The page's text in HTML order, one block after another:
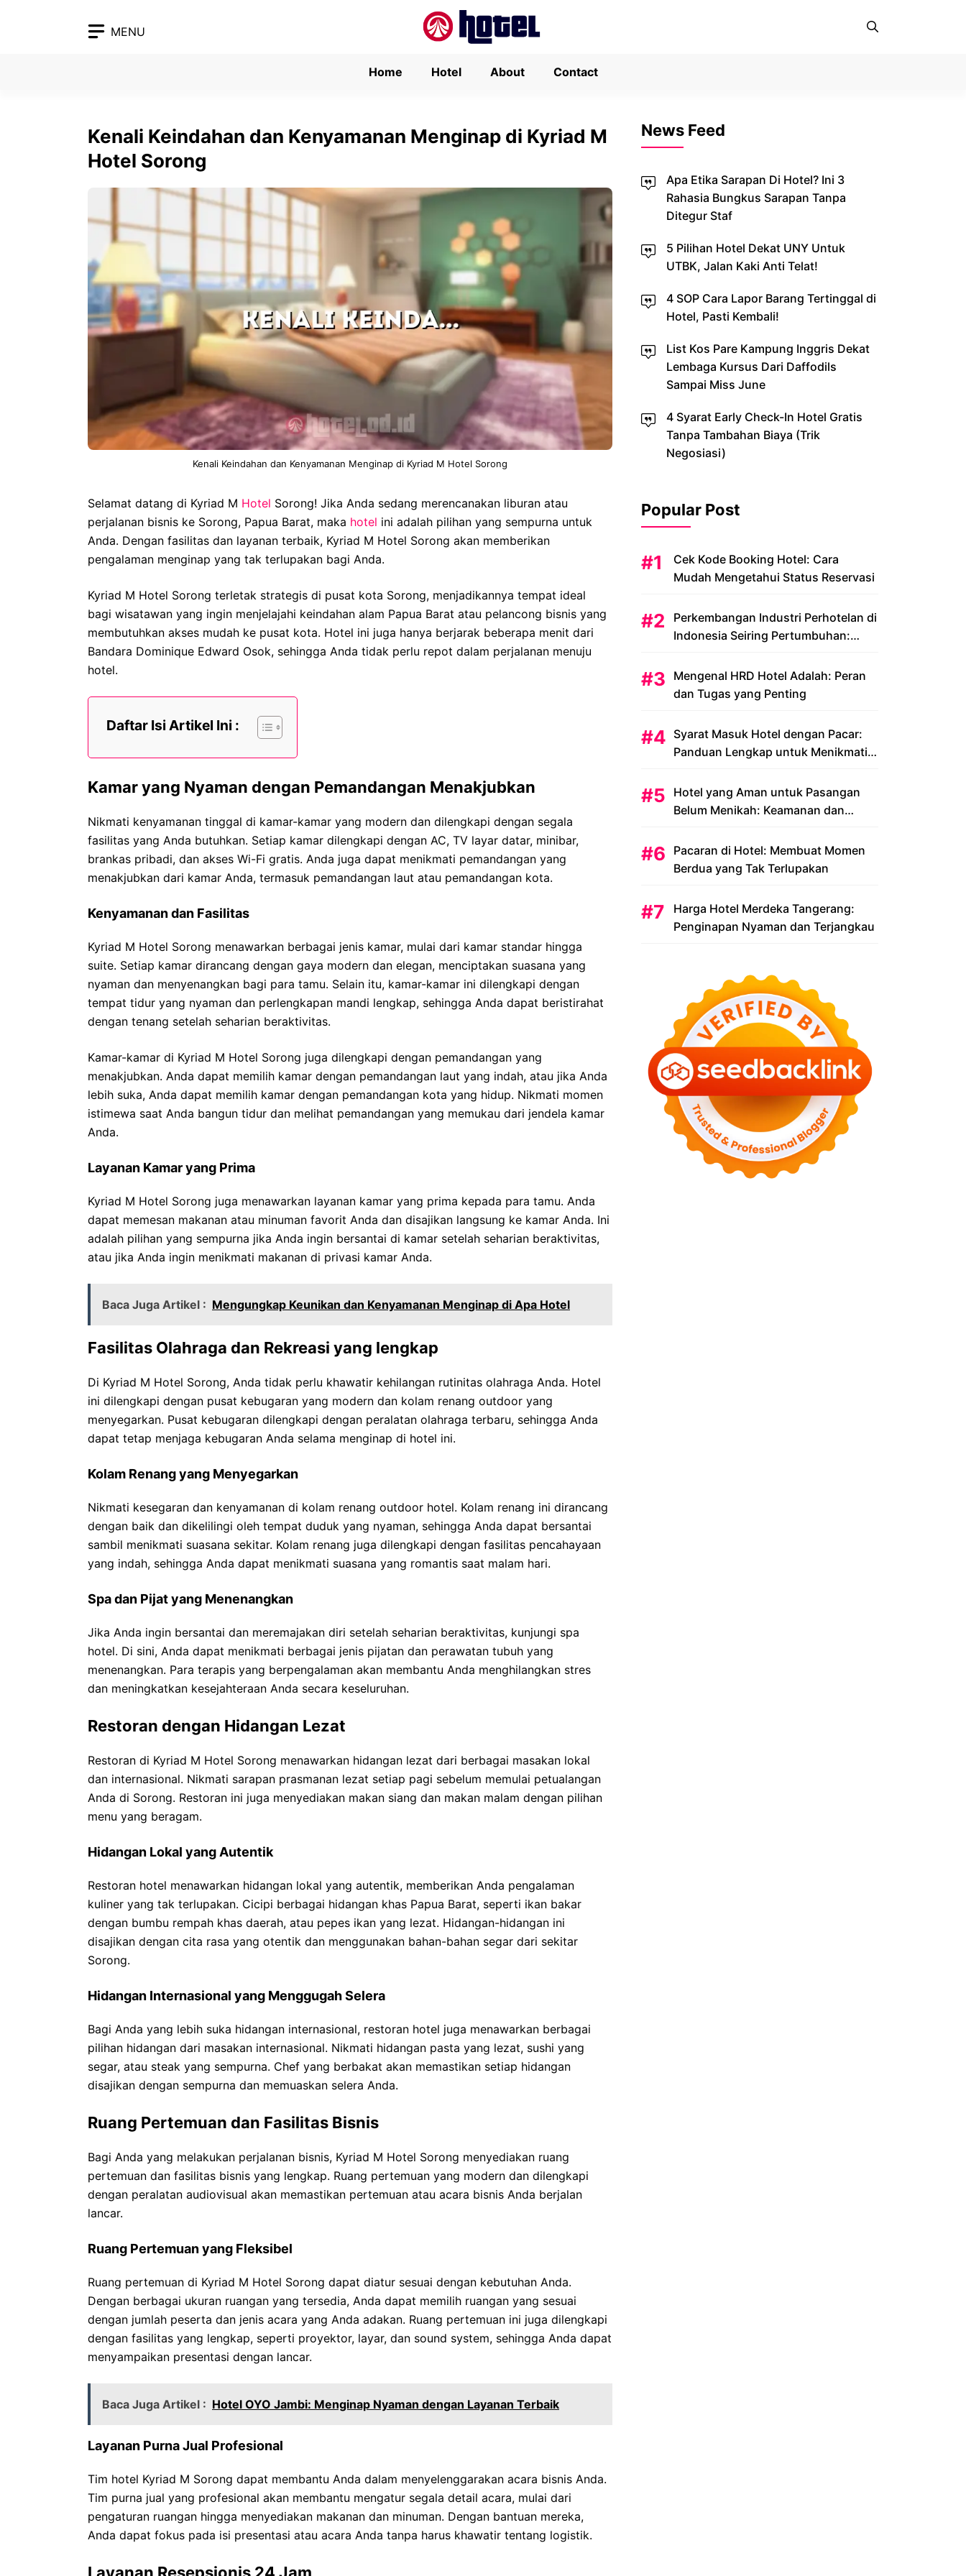
MENU
Home Hotel About Contact
Kenali Keindahan dan Kenyamanan Menginap di Kyriad M
Hotel Sorong
Kenali Keindahan dan Kenyamanan Menginap di Kyriad M Hotel Sorong
Selamat datang di Kyriad M Hotel Sorong! Jika Anda sedang merencanakan liburan atau
perjalanan bisnis ke Sorong, Papua Barat, maka hotel ini adalah pilihan yang sempurna untuk
Anda. Dengan fasilitas dan layanan terbaik, Kyriad M Hotel Sorong akan memberikan
pengalaman menginap yang tak terlupakan bagi Anda.
Kyriad M Hotel Sorong terletak strategis di pusat kota Sorong, menjadikannya tempat ideal
bagi wisatawan yang ingin menjelajahi keindahan alam Papua Barat atau pelancong bisnis yang
membutuhkan akses mudah ke pusat kota. Hotel ini juga hanya berjarak beberapa menit dari
Bandara Dominique Edward Osok, sehingga Anda tidak perlu repot dalam perjalanan menuju
hotel.
Daftar Isi Artikel Ini :
Kamar yang Nyaman dengan Pemandangan Menakjubkan
Nikmati kenyamanan tinggal di kamar-kamar yang modern dan dilengkapi dengan segala
fasilitas yang Anda butuhkan. Setiap kamar dilengkapi dengan AC, TV layar datar, minibar,
brankas pribadi, dan akses Wi-Fi gratis. Anda juga dapat menikmati pemandangan yang
menakjubkan dari kamar Anda, termasuk pemandangan laut atau pemandangan kota.
Kenyamanan dan Fasilitas
Kyriad M Hotel Sorong menawarkan berbagai jenis kamar, mulai dari kamar standar hingga
suite. Setiap kamar dirancang dengan gaya modern dan elegan, menciptakan suasana yang
nyaman dan menyenangkan bagi para tamu. Selain itu, kamar-kamar ini dilengkapi dengan
tempat tidur yang nyaman dan perlengkapan mandi lengkap, sehingga Anda dapat beristirahat
dengan tenang setelah seharian beraktivitas.
Kamar-kamar di Kyriad M Hotel Sorong juga dilengkapi dengan pemandangan yang
menakjubkan. Anda dapat memilih kamar dengan pemandangan laut yang indah, atau jika Anda
lebih suka, Anda dapat memilih kamar dengan pemandangan kota yang hidup. Nikmati momen
istimewa saat Anda bangun tidur dan melihat pemandangan yang memukau dari jendela kamar
Anda.
Layanan Kamar yang Prima
Kyriad M Hotel Sorong juga menawarkan layanan kamar yang prima kepada para tamu. Anda
dapat memesan makanan atau minuman favorit Anda dan disajikan langsung ke kamar Anda. Ini
adalah pilihan yang sempurna jika Anda ingin bersantai di kamar setelah seharian beraktivitas,
atau jika Anda ingin menikmati makanan di privasi kamar Anda.
Baca Juga Artikel : Mengungkap Keunikan dan Kenyamanan Menginap di Apa Hotel
Fasilitas Olahraga dan Rekreasi yang lengkap
Di Kyriad M Hotel Sorong, Anda tidak perlu khawatir kehilangan rutinitas olahraga Anda. Hotel
ini dilengkapi dengan pusat kebugaran yang modern dan kolam renang outdoor yang
menyegarkan. Pusat kebugaran dilengkapi dengan peralatan olahraga terbaru, sehingga Anda
dapat tetap menjaga kebugaran Anda selama menginap di hotel ini.
Kolam Renang yang Menyegarkan
Nikmati kesegaran dan kenyamanan di kolam renang outdoor hotel. Kolam renang ini dirancang
dengan baik dan dikelilingi oleh tempat duduk yang nyaman, sehingga Anda dapat bersantai
sambil menikmati suasana sekitar. Kolam renang juga dilengkapi dengan fasilitas pencahayaan
yang indah, sehingga Anda dapat menikmati suasana yang romantis saat malam hari.
Spa dan Pijat yang Menenangkan
Jika Anda ingin bersantai dan meremajakan diri setelah seharian beraktivitas, kunjungi spa
hotel. Di sini, Anda dapat menikmati berbagai jenis pijatan dan perawatan tubuh yang
menenangkan. Para terapis yang berpengalaman akan membantu Anda menghilangkan stres
dan meningkatkan kesejahteraan Anda secara keseluruhan.
Restoran dengan Hidangan Lezat
Restoran di Kyriad M Hotel Sorong menawarkan hidangan lezat dari berbagai masakan lokal
dan internasional. Nikmati sarapan prasmanan lezat setiap pagi sebelum memulai petualangan
Anda di Sorong. Restoran ini juga menyediakan makan siang dan makan malam dengan pilihan
menu yang beragam.
Hidangan Lokal yang Autentik
Restoran hotel menawarkan hidangan lokal yang autentik, memberikan Anda pengalaman
kuliner yang tak terlupakan. Cicipi berbagai hidangan khas Papua Barat, seperti ikan bakar
dengan bumbu rempah khas daerah, atau pepes ikan yang lezat. Hidangan-hidangan ini
disajikan dengan cita rasa yang otentik dan menggunakan bahan-bahan segar dari sekitar
Sorong.
Hidangan Internasional yang Menggugah Selera
Bagi Anda yang lebih suka hidangan internasional, restoran hotel juga menawarkan berbagai
pilihan hidangan dari masakan internasional. Nikmati hidangan pasta yang lezat, sushi yang
segar, atau steak yang sempurna. Chef yang berbakat akan memastikan setiap hidangan
disajikan dengan sempurna dan memuaskan selera Anda.
Ruang Pertemuan dan Fasilitas Bisnis
Bagi Anda yang melakukan perjalanan bisnis, Kyriad M Hotel Sorong menyediakan ruang
pertemuan dan fasilitas bisnis yang lengkap. Ruang pertemuan yang modern dan dilengkapi
dengan peralatan audiovisual akan memastikan pertemuan atau acara bisnis Anda berjalan
lancar.
Ruang Pertemuan yang Fleksibel
Ruang pertemuan di Kyriad M Hotel Sorong dapat diatur sesuai dengan kebutuhan Anda.
Dengan berbagai ukuran ruangan yang tersedia, Anda dapat memilih ruangan yang sesuai
dengan jumlah peserta dan jenis acara yang Anda adakan. Ruang pertemuan ini juga dilengkapi
dengan fasilitas yang lengkap, seperti proyektor, layar, dan sound system, sehingga Anda dapat
menyampaikan presentasi dengan lancar.
Baca Juga Artikel : Hotel OYO Jambi: Menginap Nyaman dengan Layanan Terbaik
Layanan Purna Jual Profesional
Tim hotel Kyriad M Sorong dapat membantu Anda dalam menyelenggarakan acara bisnis Anda.
Tim purna jual yang profesional akan membantu mengatur segala detail acara, mulai dari
pengaturan ruangan hingga menyediakan makanan dan minuman. Dengan bantuan mereka,
Anda dapat fokus pada isi presentasi atau acara Anda tanpa harus khawatir tentang logistik.
News Feed
Apa Etika Sarapan Di Hotel? Ini 3
Rahasia Bungkus Sarapan Tanpa
Ditegur Staf
5 Pilihan Hotel Dekat UNY Untuk
UTBK, Jalan Kaki Anti Telat!
4 SOP Cara Lapor Barang Tertinggal di
Hotel, Pasti Kembali!
List Kos Pare Kampung Inggris Dekat
Lembaga Kursus Dari Daffodils
Sampai Miss June
4 Syarat Early Check-In Hotel Gratis
Tanpa Tambahan Biaya (Trik
Negosiasi)
Popular Post
Cek Kode Booking Hotel: Cara
Mudah Mengetahui Status Reservasi
Perkembangan Industri Perhotelan di
Indonesia Seiring Pertumbuhan:
Mengenal HRD Hotel Adalah: Peran
dan Tugas yang Penting
Syarat Masuk Hotel dengan Pacar:
Panduan Lengkap untuk Menikmati
Hotel yang Aman untuk Pasangan
Belum Menikah: Keamanan dan
Pacaran di Hotel: Membuat Momen
Berdua yang Tak Terlupakan
Harga Hotel Merdeka Tangerang:
Penginapan Nyaman dan Terjangkau